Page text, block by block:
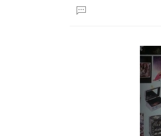
댓
글